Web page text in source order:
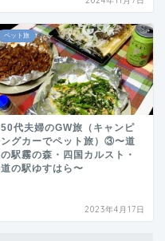
ペット旅
50代夫婦のGW旅（キャンピ
ングカーでペット旅）③〜道
の駅霧の森・四国カルスト・
道の駅ゆすはら〜
2023年4月17日